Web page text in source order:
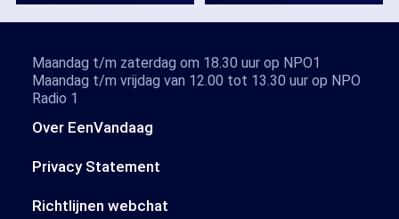
Over EenVandaag
Privacy Statement
Richtlijnen webchat
Maandag t/m zaterdag om 18.30 uur op NPO1
Maandag t/m vrijdag van 12.00 tot 13.30 uur op NPO
Radio 1